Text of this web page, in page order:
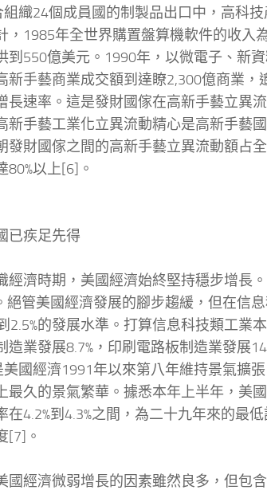
組織24個成員國的制製品出口中，高科技
，1985年全世界購置盤算機軟件的收入
到550億美元。1990年，以微電子、新
新手藝商業成交額到達瞭2,300億商業，
長速率。這是發財國傢在高新手藝立異
新手藝工業化立異流動精心是高新手藝
發財國傢之間的高新手藝立異流動額占
80%以上[6]。
疾足先得
濟時期，美國經濟始終堅持穩步增長
絕管美國經濟發展的腳步趨緩，但在信
2.5%的發展水準。打算信息科技類工業
造業發展8.7%，印刷電路板制造業發展
美國經濟1991年以來第八年維持景氣擴
最久的景氣繁華。據悉本年上半年，美
在4.2%到4.3%之間，為二十九年來的最
[7]。
經濟微弱增長的因素雖然良多，但包含